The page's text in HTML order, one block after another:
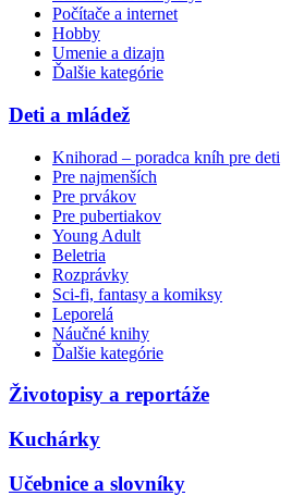
Počítače a internet
Hobby
Umenie a dizajn
Ďalšie kategórie
Deti a mládež
Knihorad – poradca kníh pre deti
Pre najmenších
Pre prvákov
Pre pubertiakov
Young Adult
Beletria
Rozprávky
Sci-fi, fantasy a komiksy
Leporelá
Náučné knihy
Ďalšie kategórie
Životopisy a reportáže
Kuchárky
Učebnice a slovníky